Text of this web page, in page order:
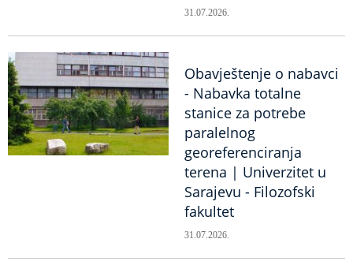
31.07.2026.
Obavještenje o nabavci
- Nabavka totalne
stanice za potrebe
paralelnog
georeferenciranja
terena | Univerzitet u
Sarajevu - Filozofski
fakultet
31.07.2026.